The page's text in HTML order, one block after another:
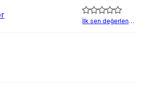
İlk sen değerlendir